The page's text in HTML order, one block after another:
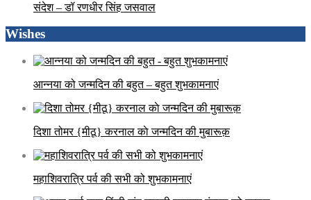
संदेश – डॉ रणधीर सिंह जसवाल
Wishes
आन्नया को जन्मदिन की बहुत – बहुत शुभकामनाएं
दिशा तोमर {मीठू} करनाल काे जन्मदिन की मुबारूक़
महाशिवरात्रि पर्व की सभी को शुभकामनाएं